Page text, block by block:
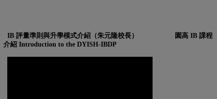
IB 評量準則與升學模式介紹（朱元隆校長）
園高 IB 課程
介紹 Introduction to the DYISH-IBDP